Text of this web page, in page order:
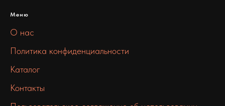
Меню
О нас
Политика конфиденциальности
Каталог
Контакты